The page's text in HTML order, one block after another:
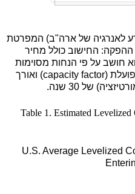
לאנרגיה של ארה"ב) המפרטת
החישוב כולל מחיר
חושב על פי הנחות מסוימות
(capacity factor) ואורך
של 30 שנה.
Table 1. Estimated
U.S. Average Levelized